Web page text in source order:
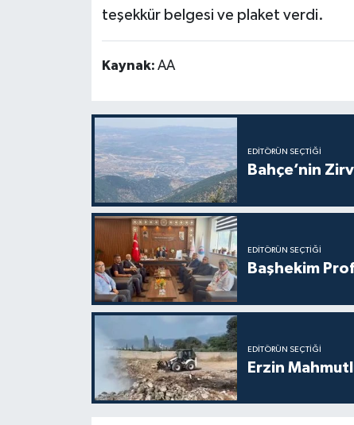
teşekkür belgesi ve plaket verdi.
Kaynak: AA
EDITÖRÜN SEÇTIĞI
Bahçe’nin
EDITÖRÜN SEÇTIĞI
Başhekim
EDITÖRÜN SEÇTIĞI
Erzin